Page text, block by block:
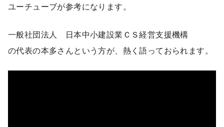
ユーチューブが参考になります。
一般社団法人 日本中小建設業ＣＳ経営支援機構
の代表の本多さんという方が、熱く語っておられます。